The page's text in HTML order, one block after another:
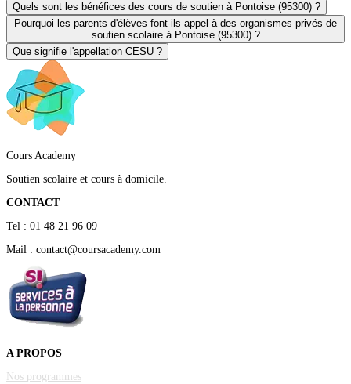
Quels sont les bénéfices des cours de soutien à Pontoise (95300) ?
Pourquoi les parents d'élèves font-ils appel à des organismes privés de
soutien scolaire à Pontoise (95300) ?
Que signifie l'appellation CESU ?
Cours Academy
Soutien scolaire et cours à domicile.
CONTACT
Tel : 01 48 21 96 09
Mail : contact@coursacademy.com
A PROPOS
Nos programmes